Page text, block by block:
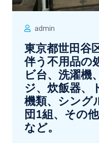
admin
東京都世田谷
伴う不用品の
ビ台、洗濯機
ジ、炊飯器、
機類、シング
団1組、その
など。